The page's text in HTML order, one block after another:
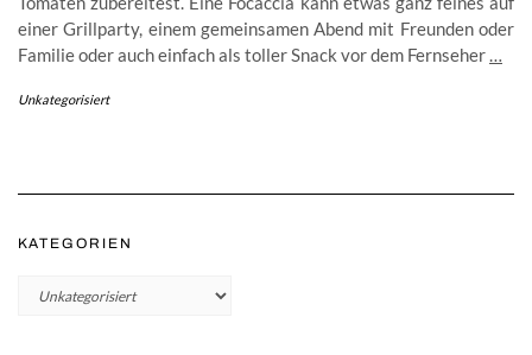
einer Grillparty, einem gemeinsamen Abend mit Freunden oder
Familie oder auch einfach als toller Snack vor dem Fernseher…
Unkategorisiert
KATEGORIEN
Kategorien